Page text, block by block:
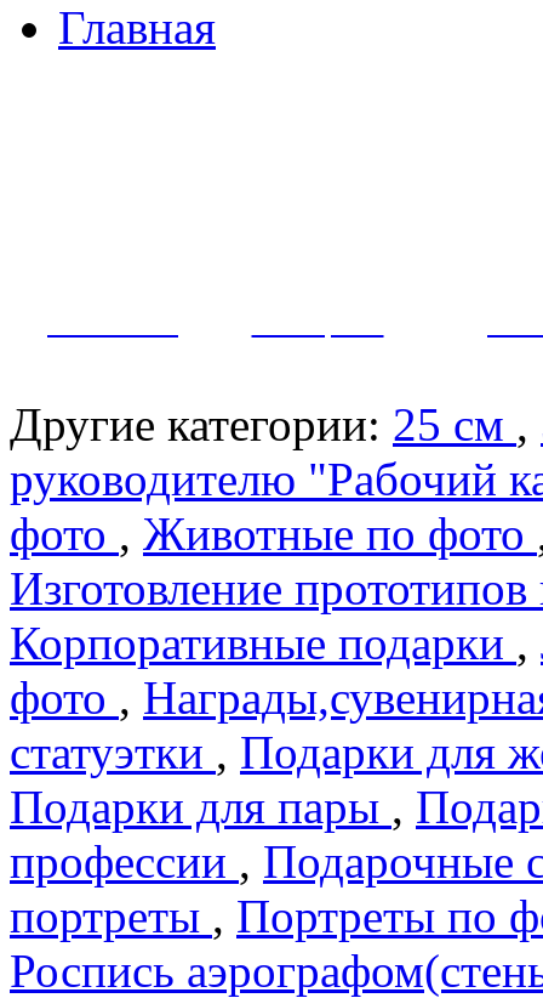
Главная
Другие категории: 25 см ,
руководителю "Рабочий
фото , Животные по фото
Изготовление
Корпоративные подарки ,
фото ,
статуэтки , Подарки для
Подарки для пары ,
профеcсии , Подарочные
портреты , Портреты по
Роспись